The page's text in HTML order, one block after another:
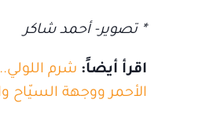
* تصوير- أحمد شاكر
اقرأ أيضاً: شرم
الأحمر ووجهة السيّاح